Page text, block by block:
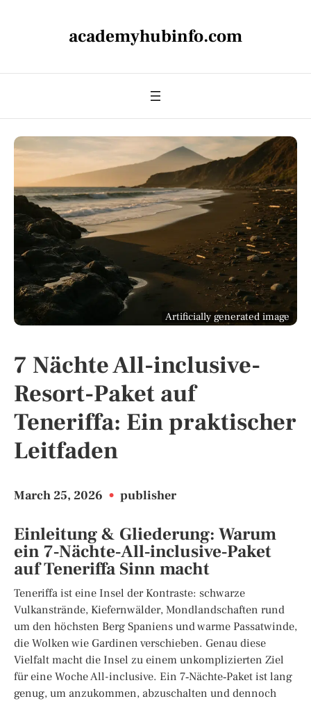
academyhubinfo.com
Artificially generated image
7 Nächte All-inclusive-
Resort-Paket auf
Teneriffa: Ein praktischer
Leitfaden
March 25, 2026 • publisher
Einleitung & Gliederung: Warum
ein 7‑Nächte‑All‑inclusive‑Paket
auf Teneriffa Sinn macht
Teneriffa ist eine Insel der Kontraste: schwarze
Vulkanstrände, Kiefernwälder, Mondlandschaften rund
um den höchsten Berg Spaniens und warme Passatwinde,
die Wolken wie Gardinen verschieben. Genau diese
Vielfalt macht die Insel zu einem unkomplizierten Ziel
für eine Woche All-inclusive. Ein 7‑Nächte‑Paket ist lang
genug, um anzukommen, abzuschalten und dennoch